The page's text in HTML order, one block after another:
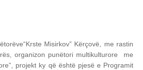
Misirkov” Kërçovë, me rastin
organizon punëtori multikulturore me
projekt ky që është pjesë e Programit